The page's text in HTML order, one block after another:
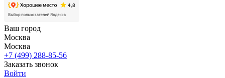
Ваш город
Москва
Москва
+7 (499) 288-85-56
Заказать звонок
Войти